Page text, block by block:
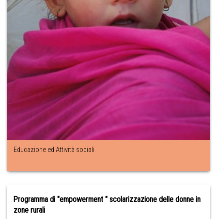
Educazione ed Attività sociali
Programma di "empowerment " scolarizzazione delle donne in
zone rurali